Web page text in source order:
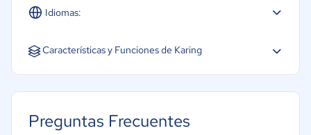
Idiomas:
Español
Características y Funciones de Karing
Comercialización
Preguntas Frecuentes